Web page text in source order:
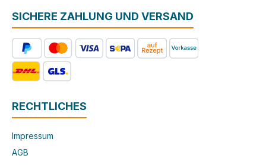
SICHERE ZAHLUNG UND VERSAND
RECHTLICHES
Impressum
AGB